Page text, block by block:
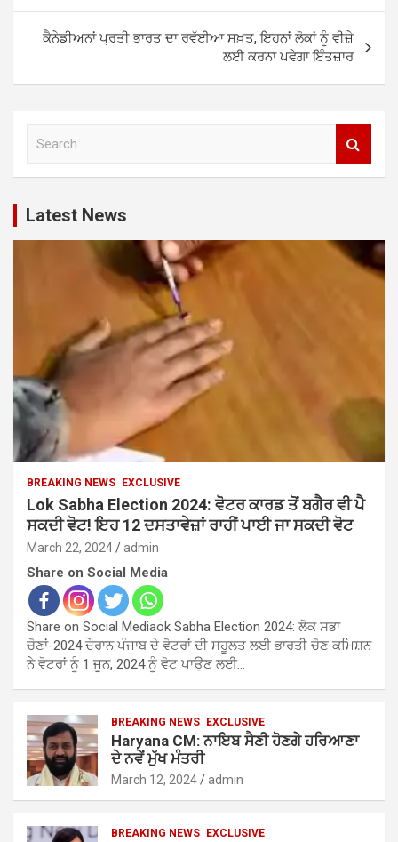
ਕੈਨੇਡੀਅਨਾਂ ਪ੍ਰਤੀ ਭਾਰਤ ਦਾ ਰਵੱਈਆ ਸਖ਼ਤ, ਇਹਨਾਂ ਲੋਕਾਂ ਨੂੰ ਵੀਜ਼ੇ
ਲਈ ਕਰਨਾ ਪਵੇਗਾ ਇੰਤਜ਼ਾਰ
c
h
Latest News
BREAKING NEWS EXCLUSIVE
Lok Sabha Election 2024: ਵੋਟਰ ਕਾਰਡ ਤੋਂ ਬਗੈਰ ਵੀ ਪੈ
ਸਕਦੀ ਵੋਟ! ਇਹ 12 ਦਸਤਾਵੇਜ਼ਾਂ ਰਾਹੀਂ ਪਾਈ ਜਾ ਸਕਦੀ ਵੋਟ
March 22, 2024 admin
Share on Social Media
Share on Social Mediaok Sabha Election 2024: ਲੋਕ ਸਭਾ
ਚੋਣਾਂ-2024 ਦੌਰਾਨ ਪੰਜਾਬ ਦੇ ਵੋਟਰਾਂ ਦੀ ਸਹੂਲਤ ਲਈ ਭਾਰਤੀ ਚੋਣ ਕਮਿਸ਼ਨ
ਨੇ ਵੋਟਰਾਂ ਨੂੰ 1 ਜੂਨ, 2024 ਨੂੰ ਵੋਟ ਪਾਉਣ ਲਈ…
BREAKING NEWS EXCLUSIVE
Haryana CM: ਨਾਇਬ ਸੈਣੀ ਹੋਣਗੇ ਹਰਿਆਣਾ
ਦੇ ਨਵੇਂ ਮੁੱਖ ਮੰਤਰੀ
March 12, 2024 admin
BREAKING NEWS EXCLUSIVE